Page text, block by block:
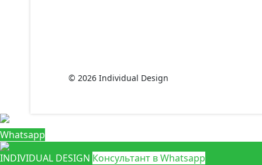
© 2026 Individual Design
Whatsapp
INDIVIDUAL DESIGN Консультант в Whatsapp